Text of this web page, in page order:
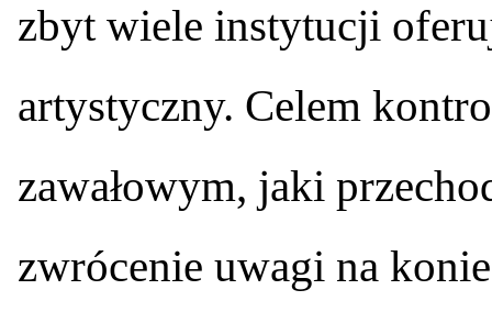
zbyt wiele instytucji
artystyczny. Celem
zawałowym, jaki
zwrócenie uwagi na